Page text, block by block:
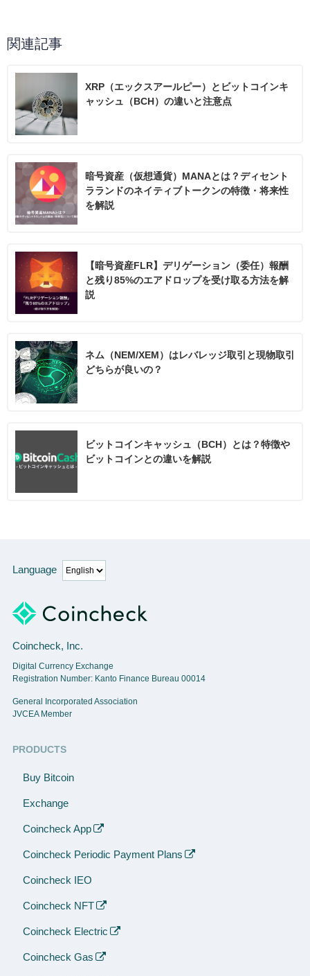
関連記事
XRP（エックスアールピー）とビットコインキ
ャッシュ（BCH）の違いと注意点
暗号資産（仮想通貨）MANAとは？ディセント
ラランドのネイティブトークンの特徴・将来性
を解説
【暗号資産FLR】デリゲーション（委任）報酬
と残り85%のエアドロップを受け取る方法を解
説
ネム（NEM/XEM）はレバレッジ取引と現物取引
どちらが良いの？
ビットコインキャッシュ（BCH）とは？特徴や
ビットコインとの違いを解説
Language
Coincheck, Inc.
Digital Currency Exchange
Registration Number: Kanto Finance Bureau 00014
General Incorporated Association
JVCEA Member
PRODUCTS
Buy Bitcoin
Exchange
Coincheck App
Coincheck Periodic Payment Plans
Coincheck IEO
Coincheck NFT
Coincheck Electric
Coincheck Gas